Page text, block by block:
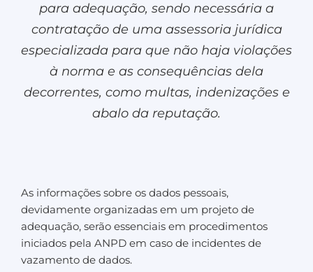
para adequação, sendo necessária a
contratação de uma assessoria jurídica
especializada para que não haja violações
à norma e as consequências dela
decorrentes, como multas, indenizações e
abalo da reputação.
As informações sobre os dados pessoais,
devidamente organizadas em um projeto de
adequação, serão essenciais em procedimentos
iniciados pela ANPD em caso de incidentes de
vazamento de dados.